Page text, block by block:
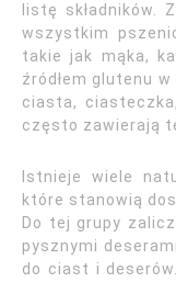
listę składników.
wszystkim
takie jak mąka,
źródłem glutenu
ciasta,
często zawierają
Istnieje wiele
które stanowią
Do tej grupy
pysznymi
do ciast i